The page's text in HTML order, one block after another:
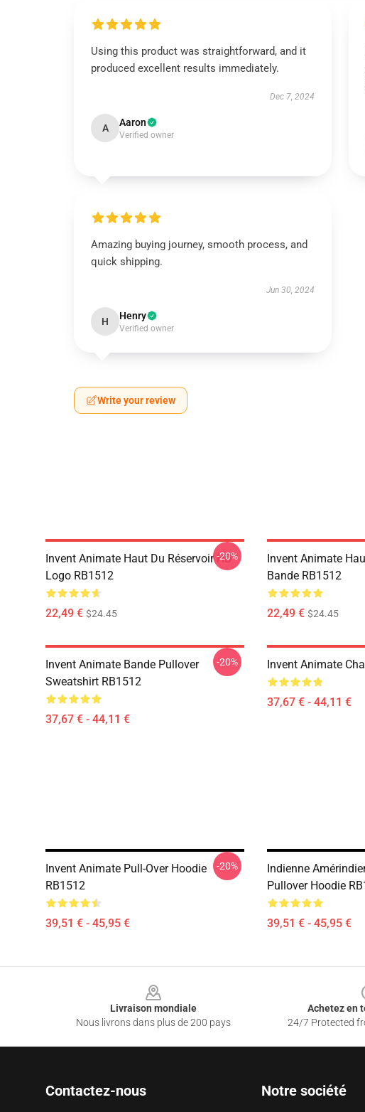
Using this product was straightforward, and it
produced excellent results immediately.
Dec 7, 2024
A Aaron
Verified owner
Amazing buying journey, smooth process, and
quick shipping.
Jun 30, 2024
H Henry
Verified owner
Write your review
Invent Animate Haut Du Réservoir HD
Logo RB1512
22,49 € $24.45
-20%
Invent Animate
Bande RB1512
22,49 € $24.45
Invent Animate Bande Pullover
Sweatshirt RB1512
37,67 € - 44,11 €
-20% Invent Animate
37,67 € - 44,11 €
Invent Animate Pull-Over Hoodie
RB1512
39,51 € - 45,95 €
-20%
Indienne
Pullover Hoodie
39,51 € - 45,95 €
Livraison mondiale
Nous livrons dans plus de 200 pays
Achetez en
24/7 Protected
Contactez-nous Notre société